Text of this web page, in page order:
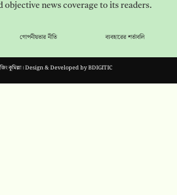
objective news coverage to its readers.
গোপনীয়তার নীতি ব্যবহারের শর্তাবলি
কুমিল্লা। Design & Developed byBDIGITIC